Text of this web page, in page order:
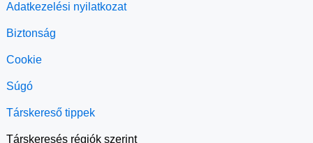
Adatkezelési nyilatkozat
Biztonság
Cookie
Súgó
Társkereső tippek
Társkeresés régiók szerint